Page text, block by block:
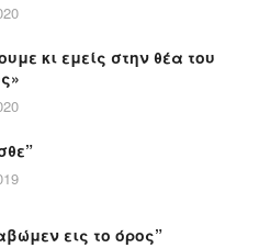
κι εμείς στην θέα του
εις το όρος”